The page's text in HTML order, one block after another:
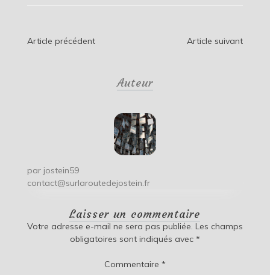
Navigation
Article précédent Article suivant
Auteur
par jostein59
contact@surlaroutedejostein.fr
Laisser un commentaire
Votre adresse e-mail ne sera pas publiée. Les champs
obligatoires sont indiqués avec *
Commentaire *